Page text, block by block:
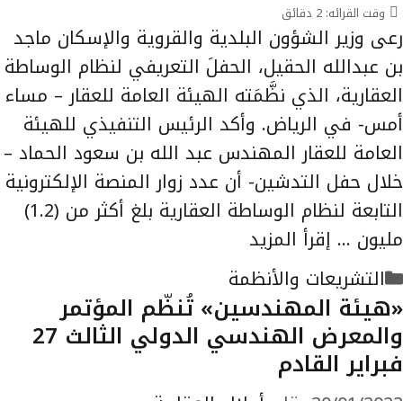
وقت القرائه: 2 دقائق
رعى وزير الشؤون البلدية والقروية والإسكان ماجد
بن عبدالله الحقيل، الحفلَ التعريفي لنظام الوساطة
العقارية، الذي نظَّمَته الهيئة العامة للعقار – مساء
أمس- في الرياض. وأكد الرئيس التنفيذي للهيئة
العامة للعقار المهندس عبد الله بن سعود الحماد –
خلال حفل التدشين- أن عدد زوار المنصة الإلكترونية
التابعة لنظام الوساطة العقارية بلغ أكثر من (1.2)
مليون … إقرأ المزيد
التصنيفات
التشريعات والأنظمة
«هيئة المهندسين» تُنظّم المؤتمر
والمعرض الهندسي الدولي الثالث 27
فبراير القادم